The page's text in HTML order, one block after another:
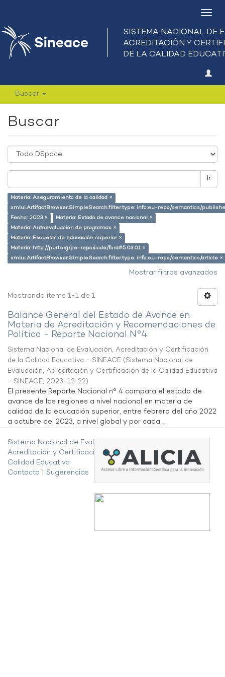
Buscar
Buscar
Ir
Materia: Aseguramiento de la calidad ×
xmlui.ArtifactBrowser.SimpleSearch.filter.type: info:eu-repo/semantics/
Fecha: 2023 ×
Materia: Estado de avance nacional ×
Materia: Autoevaluación de programas ×
Materia: Escuelas de educación superior ×
Materia: http://purl.org/pe-repo/ocde/ford#5.03.01 ×
xmlui.ArtifactBrowser.SimpleSearch.filter.type: info:eu-repo/semantics/article ×
Mostrar filtros avanzados
Mostrando ítems 1-1 de 1
Balance General del Estado de Avance en
Materia de Acreditación y Recomendaciones de
Política - Reporte Nacional N°4.
Sistema Nacional de Evaluación, Acreditación y Certificación
de la Calidad Educativa - SINEACE (Sistema Nacional de
Evaluación, Acreditación y Certificación de la Calidad Educativa
- SINEACE, 2023-12-22)
El presente Reporte Nacional n° 4 compara el estado de
avance de las regiones a nivel nacional en materia de
calidad de la educación superior, entre febrero del año 2022
a octubre del 2023, a nivel global y por cada ...
Sistema Nacional de Evaluación,
Acreditación y Certificación de la
Calidad Educativa
Contacto
Sugerencias